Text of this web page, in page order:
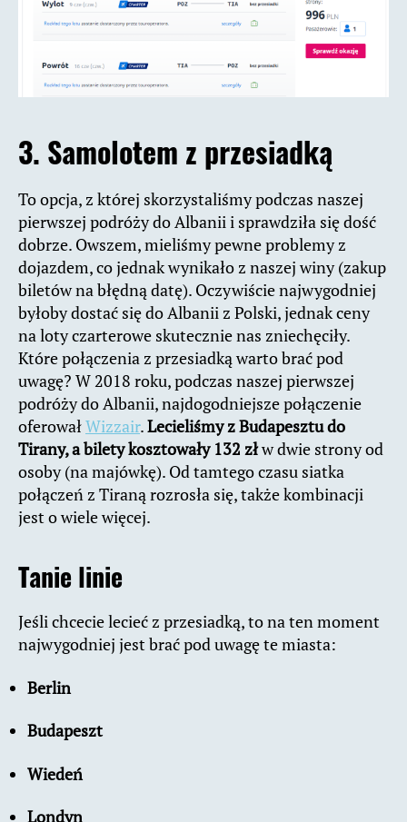
3. Samolotem z przesiadką
To opcja, z której skorzystaliśmy podczas naszej
pierwszej podróży do Albanii i sprawdziła się dość
dobrze. Owszem, mieliśmy pewne problemy z
dojazdem, co jednak wynikało z naszej winy (zakup
biletów na błędną datę). Oczywiście najwygodniej
byłoby dostać się do Albanii z Polski, jednak ceny
na loty czarterowe skutecznie nas zniechęciły.
Które połączenia z przesiadką warto brać pod
uwagę? W 2018 roku, podczas naszej pierwszej
podróży do Albanii, najdogodniejsze połączenie
oferowałWizzair.Lecieliśmy z Budapesztu do
Tirany, a bilety kosztowały 132 złw dwie strony od
osoby (na majówkę). Od tamtego czasu siatka
połączeń z Tiraną rozrosła się, także kombinacji
jest o wiele więcej.
Tanie linie
Jeśli chcecie lecieć z przesiadką, to na ten moment
najwygodniej jest brać pod uwagę te miasta:
Berlin
Budapeszt
Wiedeń
Londyn